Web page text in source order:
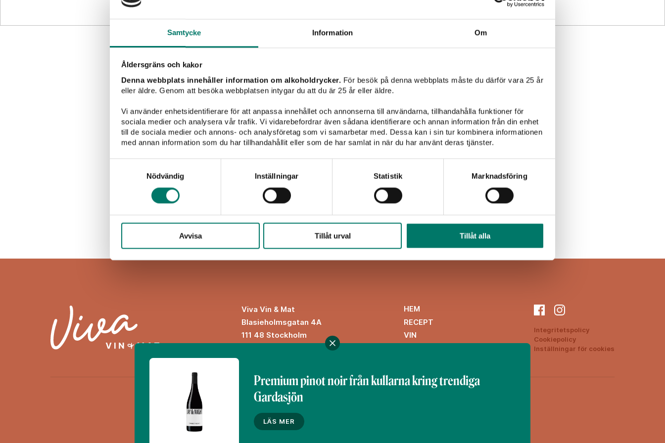
Samtycke Information Om
Åldersgräns och kakor
Denna webbplats innehåller information om alkoholdrycker. För besök på denna webbplats måste du därför vara 25 år
eller äldre. Genom att besöka webbplatsen intygar du att du är 25 år eller äldre.
Vi använder enhetsidentifierare för att anpassa innehållet och annonserna till användarna, tillhandahålla funktioner för
sociala medier och analysera vår trafik. Vi vidarebefordrar även sådana identifierare och annan information från din enhet
till de sociala medier och annons- och analysföretag som vi samarbetar med. Dessa kan i sin tur kombinera informationen
med annan information som du har tillhandahållit eller som de har samlat in när du har använt deras tjänster.
Nödvändig
Inställningar Statistik Marknadsföring
Avvisa Tillåt urval Tillåt alla
Vinet passar till
Grillat Sallader Pasta Pizza Fisk & skaldjur Vegetariskt Fågel Plockmat
Viva Vin & Mat
Blasieholmsgatan 4A
111 48 Stockholm
HEM
RECEPT
VIN
Integritetspolicy
Cookiepolicy
Inställningar för cookies
Denna webbplats drivs av Vinklubben i Norden AB
© 2026 vivavinomat.se
Premium pinot noir från kullarna kring trendiga
Gardasjön
LÄS MER